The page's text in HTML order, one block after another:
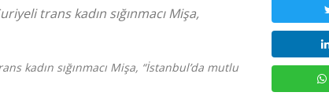
trans kadın sığınmacı Mişa,
kadın sığınmacı Mişa, “İstanbul’da mutlu